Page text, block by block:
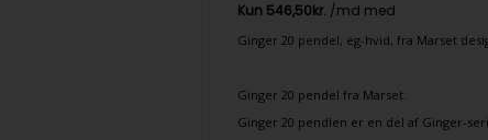
Ginger 20 pendel, eg-hvid, fra Marset
Ginger 20 pendel fra Marset.
Ginger 20 pendlen er en del af Ginger-